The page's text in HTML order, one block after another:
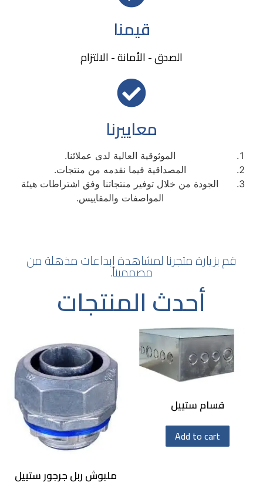
قيمنا
الصدق - الأمانة - الالتزام
معاييرنا
الموثوقية العالية لدى عملائنا.
المصداقية فيما نقدمه من منتجات.
الجودة من خلال توفير منتجاتنا وفق اشتراطات هيئة
المواصفات والمقاييس.
قم بزيارة متجرنا لمشاهدة إبداعات مذهلة من
مصممينا.
أحدث المنتجات
قسام ستييل
Add to cart
ملبوش ربل جرجور ستييل